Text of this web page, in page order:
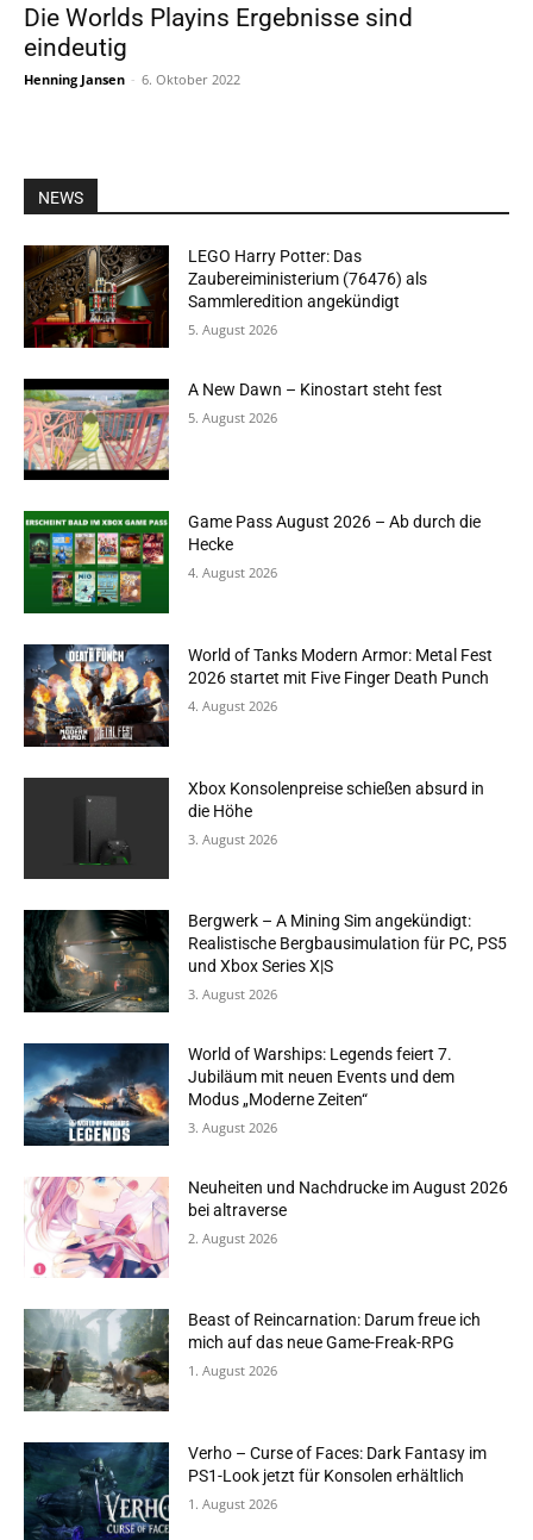
Die Worlds Playins Ergebnisse sind
eindeutig
Henning Jansen - 6. Oktober 2022
NEWS
LEGO Harry Potter: Das
Zaubereiministerium (76476) als
Sammleredition angekündigt
5. August 2026
A New Dawn – Kinostart steht fest
5. August 2026
Game Pass August 2026 – Ab durch die
Hecke
4. August 2026
World of Tanks Modern Armor: Metal Fest
2026 startet mit Five Finger Death Punch
4. August 2026
Xbox Konsolenpreise schießen absurd in
die Höhe
3. August 2026
Bergwerk – A Mining Sim angekündigt:
Realistische Bergbausimulation für PC, PS5
und Xbox Series X|S
3. August 2026
World of Warships: Legends feiert 7.
Jubiläum mit neuen Events und dem
Modus „Moderne Zeiten“
3. August 2026
Neuheiten und Nachdrucke im August 2026
bei altraverse
2. August 2026
Beast of Reincarnation: Darum freue ich
mich auf das neue Game-Freak-RPG
1. August 2026
Verho – Curse of Faces: Dark Fantasy im
PS1-Look jetzt für Konsolen erhältlich
1. August 2026